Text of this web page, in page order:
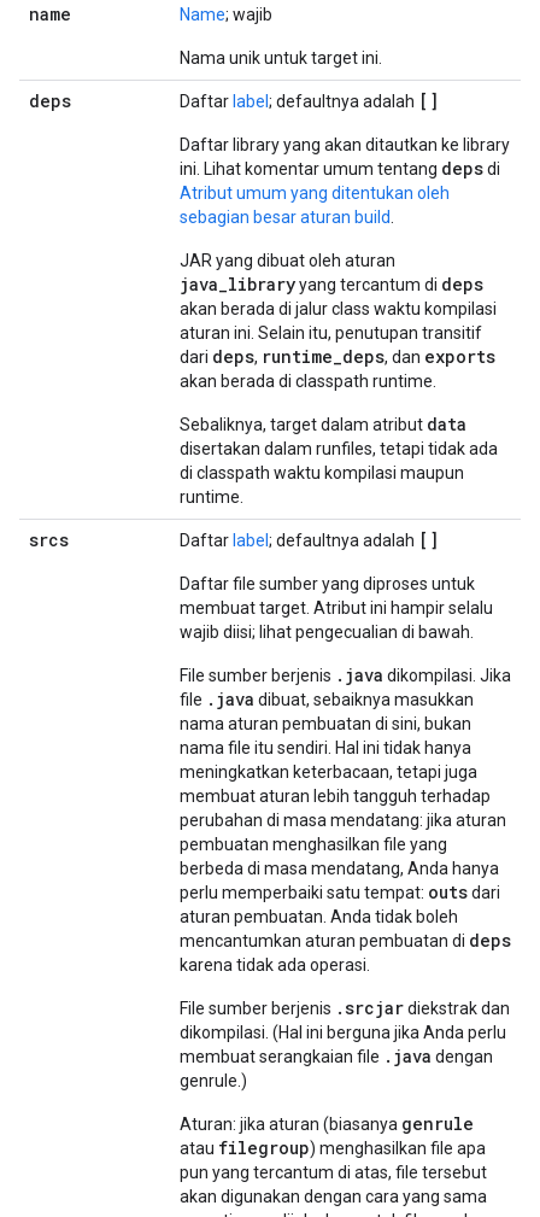
name Name; wajib
Nama unik untuk target ini.
deps Daftar label ; defaultnya adalah []
Daftar library yang akan ditautkan ke library
ini. Lihat komentar umum tentang depsdi
Atribut umum yang ditentukan oleh
sebagian besar aturan build
JAR yang dibuat oleh aturan
java_libraryyang tercantum di deps
akan berada di jalur class waktu kompilasi
aturan ini. Selain itu, penutupan transitif
dari deps, runtime_deps, dan exports
akan berada di classpath runtime.
Sebaliknya, target dalam atribut data
disertakan dalam runfiles, tetapi tidak ada
di classpath waktu kompilasi maupun
runtime.
srcs Daftar label ; defaultnya adalah []
Daftar file sumber yang diproses untuk
membuat target. Atribut ini hampir selalu
wajib diisi; lihat pengecualian di bawah.
File sumber berjenis .java dikompilasi. Jika
file .java dibuat, sebaiknya masukkan
nama aturan pembuatan di sini, bukan
nama file itu sendiri. Hal ini tidak hanya
meningkatkan keterbacaan, tetapi juga
membuat aturan lebih tangguh terhadap
perubahan di masa mendatang: jika aturan
pembuatan menghasilkan file yang
berbeda di masa mendatang, Anda hanya
perlu memperbaiki satu tempat: outsdari
aturan pembuatan. Anda tidak boleh
mencantumkan aturan pembuatan di deps
karena tidak ada operasi.
File sumber berjenis .srcjardiekstrak dan
dikompilasi. (Hal ini berguna jika Anda perlu
membuat serangkaian file .java dengan
genrule.)
Aturan: jika aturan (biasanya genrule
atau filegroup) menghasilkan file apa
pun yang tercantum di atas, file tersebut
akan digunakan dengan cara yang sama